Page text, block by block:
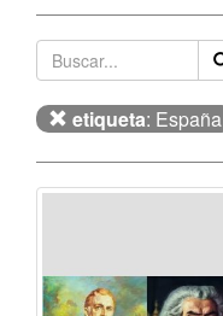
etiqueta: España